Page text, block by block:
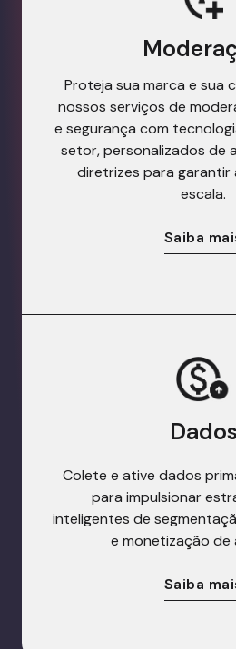
Proteja sua marca e sua
nossos serviços de
e segurança com
setor, personalizados de
diretrizes para garantir
escala.
Saiba
Dados
Colete e ative dados
para impulsionar
inteligentes de
e monetização de
Saiba